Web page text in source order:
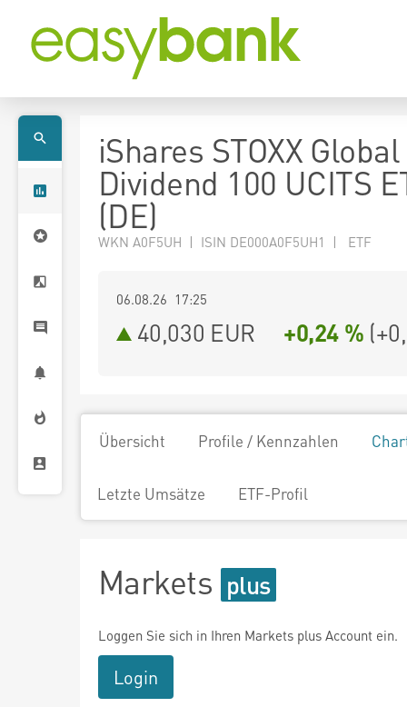
iShares STOXX
Dividend 100 UCITS
(DE)
WKN A0F5UH | ISIN DE000A0F5UH1 | ETF
06.08.26 17:25
40,030 EUR +0,24 % (
Übersicht Profile / Kennzahlen
Letzte Umsätze ETF-Profil
Markets
Loggen Sie sich in Ihren Markets plus Account ein.
Login